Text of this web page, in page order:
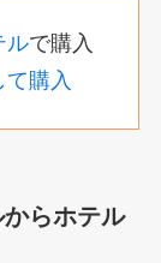
ルで購入
購入
らホテル